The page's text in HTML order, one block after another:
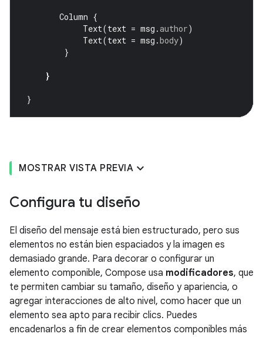
Column {
Text(text = msg .author)
Text(text = msg .body)
}
}
}
MOSTRAR VISTA PREVIA
Configura tu diseño
El diseño del mensaje está bien estructurado, pero sus
elementos no están bien espaciados y la imagen es
demasiado grande. Para decorar o configurar un
elemento componible, Compose usa modificadores, que
te permiten cambiar su tamaño, diseño y apariencia, o
agregar interacciones de alto nivel, como hacer que un
elemento sea apto para recibir clics. Puedes
encadenarlos a fin de crear elementos componibles más